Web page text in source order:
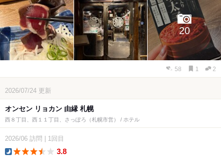
20
58 1 2
2026/07/24 更新
オンセン リョカン 由縁 札幌
西８丁目、西１１丁目、さっぽろ（札幌市営） / ホテル
2026/06 訪問 1回目
3.8